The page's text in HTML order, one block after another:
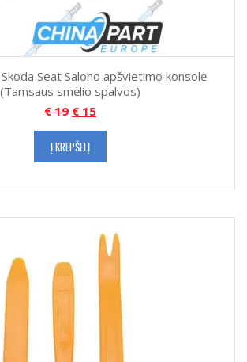
Seat Salono apšvietimo konsolė
(Tamsaus smėlio spalvos)
€19 € 15
Į KREPŠELĮ